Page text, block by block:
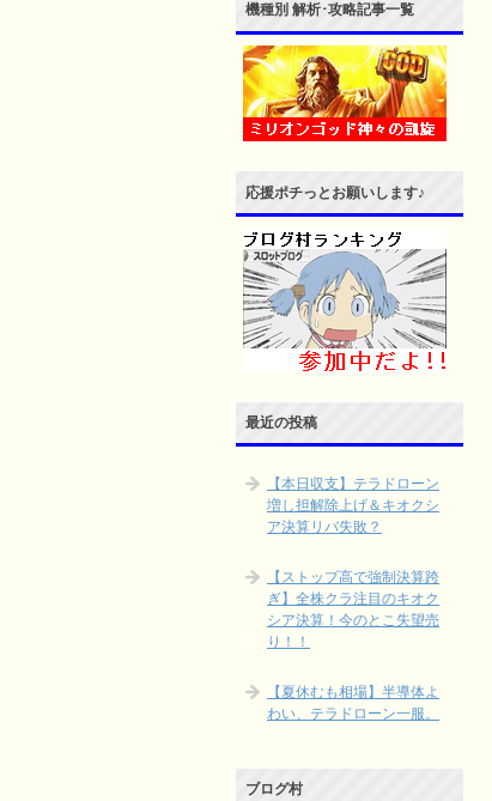
機種別 解析･攻略記事一覧
応援ポチっとお願いします♪
最近の投稿
【本日収支】テラドローン
増し担解除上げ＆キオクシ
ア決算リバ失敗？
【ストップ高で強制決算跨
ぎ】全株クラ注目のキオク
シア決算！今のとこ失望売
り！！
【夏休むも相場】半導体よ
わい、テラドローン一服。
ブログ村